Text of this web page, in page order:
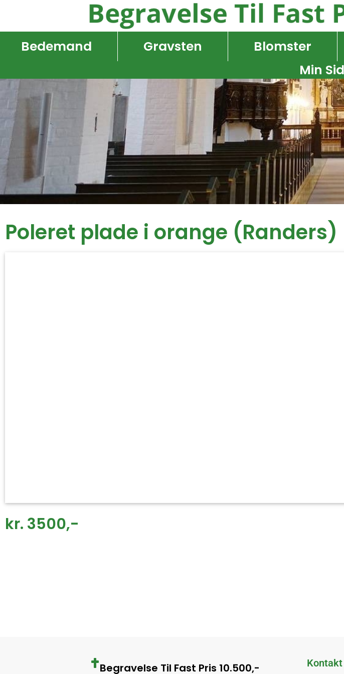
Bedemand Gravsten Blomster
Min
Poleret plade i orange (Randers)
kr. 3500,-
Begravelse Til Fast Pris 10.500,-